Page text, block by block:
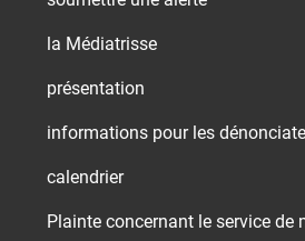
la Médiatrisse
présentation
informations pour les
calendrier
Plainte concernant le service de